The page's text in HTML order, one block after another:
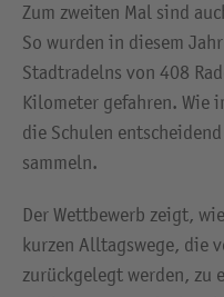
Zum zweiten Mal sind
So wurden in diesem
Stadtradelns von 408
Kilometer gefahren. Wie
die Schulen
sammeln.
Der Wettbewerb zeigt,
kurzen Alltagswege, die
zurückgelegt werden, zu